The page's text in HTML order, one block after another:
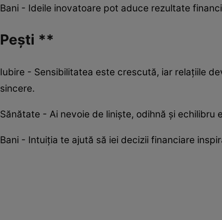
Bani - Ideile inovatoare pot aduce rezultate
Pești **
Iubire - Sensibilitatea este crescută, iar relațiile
sincere.
Sănătate - Ai nevoie de liniște, odihnă și echilibru
Bani - Intuiția te ajută să iei decizii financiare